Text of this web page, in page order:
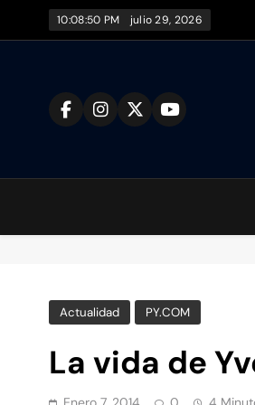
10:08:51 PM julio 29, 2026
Actualidad PY.COM
La vida de